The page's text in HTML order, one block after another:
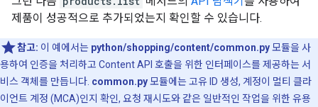
제품이 성공적으로 추가되었는지 확인할 수 있습니다.
참고: 이 예에서는 python/shopping/content/common.py모듈을 사
용하여 인증을 처리하고 Content API 호출을 위한 인터페이스를 제공하는 서
비스 객체를 만듭니다. common.py모듈에는 고유 ID 생성, 계정이 멀티 클라
이언트 계정 (MCA)인지 확인, 요청 재시도와 같은 일반적인 작업을 위한 유용